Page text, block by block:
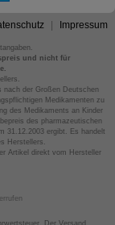
Impressum
und nicht für
nach der Großen Deutschen
Medikamenten zu
des Medikaments an Kinder
des pharmazeutischen
31.12.2003 ergibt. Es handelt
Herstellers.
Artikel direkt vom Hersteller
Der Versand